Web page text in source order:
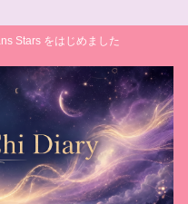
Stars をはじめました